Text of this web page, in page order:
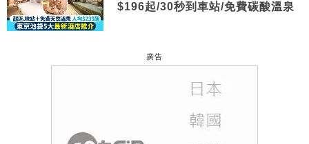
$196起/30秒到車站/免費碳酸溫泉
廣告